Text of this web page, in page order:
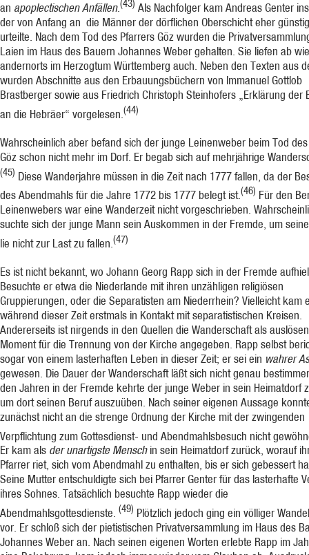
an apoplectischen Anfällen.(43) Als Nachfolger kam Andreas Genter
der von Anfang an die Männer der dörfli­chen Oberschicht eher
urteilte. Nach dem Tod des Pfarrers Göz wurden die
Laien im Haus des Bauern Johannes Weber gehalten. Sie liefen ab wie
andernorts im Herzogtum Württem­berg auch. Neben den Texten aus
wurden Abschnitte aus den Erbauungsbüchern von Immanuel Gottlob
Brastberger sowie aus Friedrich Christoph Steinhofers „Erklärung der
an die Hebräer“ vorgelesen. (44)
Wahrscheinlich aber befand sich der junge Leinenweber beim Tod
Göz schon nicht mehr im Dorf. Er begab sich auf mehrjährige
(45) Diese Wanderjahre müs­sen in die Zeit nach 1777 fallen, da der
des Abendmahls für die Jahre 1772 bis 1777 belegt ist.(46) Für den
Leinenwebers war eine Wanderzeit nicht vorgeschrieben.
suchte sich der junge Mann sein Auskommen in der Fremde, um
lie nicht zur Last zu fallen. (47)
Es ist nicht bekannt, wo Johann Georg Rapp sich in der Fremde
Besuchte er etwa die Niederlande mit ihren unzähligen religiösen
Gruppierungen, oder die Separatisten am Nie­derrhein? Vielleicht kam
während dieser Zeit erstmals in Kontakt mit separatistischen Krei­sen.
Andererseits ist nirgends in den Quellen die Wanderschaft als
Moment für die Trennung von der Kirche angegeben. Rapp selbst
sogar von einem lasterhaften Leben in dieser Zeit; er sei ein wahrer
gewesen. Die Dauer der Wanderschaft läßt sich nicht genau
den Jahren in der Fremde kehrte der junge Weber in sein Heimatdorf
um dort seinen Beruf auszuüben. Nach seiner eigenen Aussage
zunächst nicht an die strenge Ordnung der Kirche mit der zwingenden
Verpflichtung zum Gottesdienst- und Abendmahlsbesuch nicht
Er kam als der unartigste Menschin sein Heimatdorf zurück, worauf
Pfarrer riet, sich vom Abendmahl zu enthalten, bis er sich gebessert
Seine Mutter entschuldigte sich bei Pfarrer Genter für das lasterhafte
ihres Sohnes. Tatsächlich besuchte Rapp wieder die
Abendmahlsgottesdienste. (49) Plötzlich jedoch ging ein völliger
vor. Er schloß sich der pietistischen Privat­versammlung im Haus des
Johannes Weber an. Nach seinen eigenen Worten erlebte Rapp im